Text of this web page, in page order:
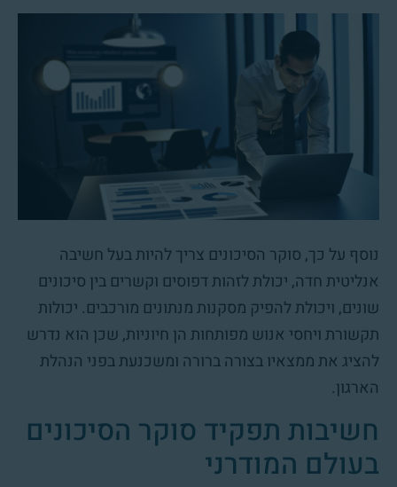
נוסף על כך, סוקר הסיכונים צריך להיות בעל חשיבה
אנליטית חדה, יכולת לזהות דפוסים וקשרים בין סיכונים
שונים, ויכולת להפיק מסקנות מנתונים מורכבים. יכולות
תקשורת ויחסי אנוש מפותחות הן חיוניות, שכן הוא נדרש
להציג את ממצאיו בצורה ברורה ומשכנעת בפני הנהלת
הארגון.
חשיבות תפקיד סוקר הסיכונים
בעולם המודרני